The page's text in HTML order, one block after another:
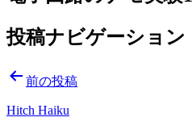
投稿ナビゲーション
前の投稿
Hitch Haiku